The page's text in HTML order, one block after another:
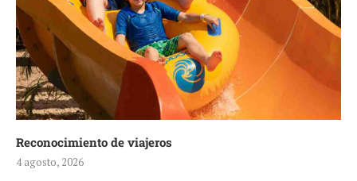
Reconocimiento de viajeros
4 agosto, 2026